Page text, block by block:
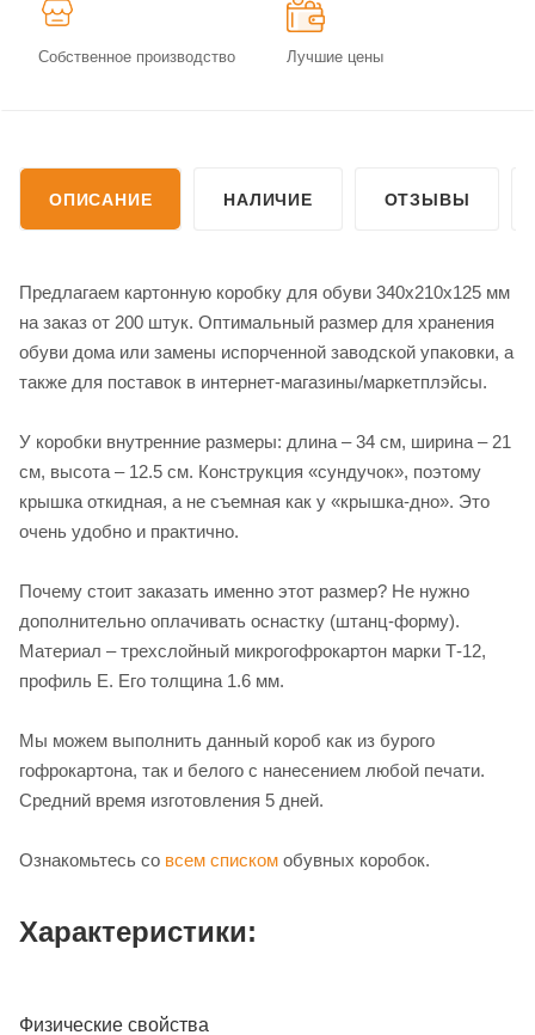
Собственное производство Лучшие цены
ОПИСАНИЕ НАЛИЧИЕ ОТЗЫВЫ
Предлагаем картонную коробку для обуви 340х210х125 мм
на заказ от 200 штук. Оптимальный размер для хранения
обуви дома или замены испорченной заводской упаковки, а
также для поставок в интернет-магазины/маркетплэйсы.
У коробки внутренние размеры: длина – 34 см, ширина – 21
см, высота – 12.5 см. Конструкция «сундучок», поэтому
крышка откидная, а не съемная как у «крышка-дно». Это
очень удобно и практично.
Почему стоит заказать именно этот размер? Не нужно
дополнительно оплачивать оснастку (штанц-форму).
Материал – трехслойный микрогофрокартон марки Т-12,
профиль Е. Его толщина 1.6 мм.
Мы можем выполнить данный короб как из бурого
гофрокартона, так и белого с нанесением любой печати.
Средний время изготовления 5 дней.
Ознакомьтесь со всем списком обувных коробок.
Характеристики:
Физические свойства